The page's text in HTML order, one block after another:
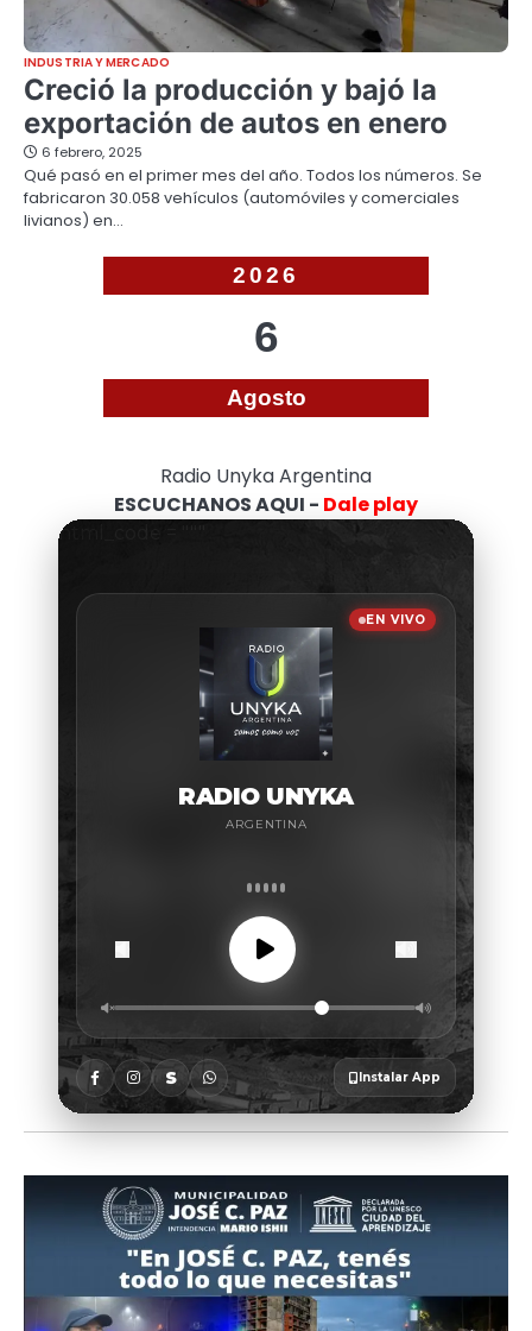
INDUSTRIA Y MERCADO
Creció la producción y bajó la
exportación de autos en enero
6 febrero, 2025
Qué pasó en el primer mes del año. Todos los números. Se
fabricaron 30.058 vehículos (automóviles y comerciales
livianos) en…
2026
6
Agosto
Radio Unyka Argentina
ESCUCHANOS AQUI - Dale play